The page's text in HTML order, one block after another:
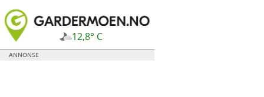
12,8° C